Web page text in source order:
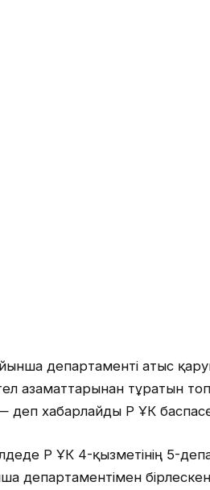
департаменті атыс
азаматтарынан тұратын
деп хабарлайды ҚР ҰҚК
ҚР ҰҚК 4-қызметінің 5-
департаментімен